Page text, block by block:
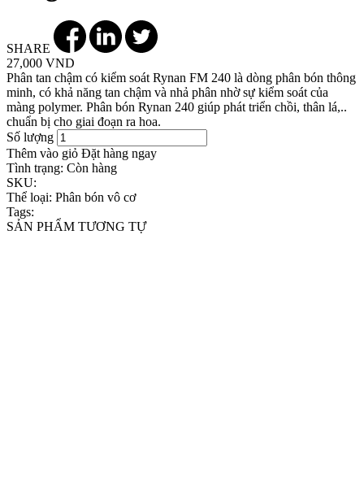
SHARE
27,000 VND
Phân tan chậm có kiểm soát Rynan FM 240 là dòng phân bón thông
minh, có khả năng tan chậm và nhả phân nhờ sự kiểm soát của
màng polymer. Phân bón Rynan 240 giúp phát triển chồi, thân lá,..
chuẩn bị cho giai đoạn ra hoa.
Số lượng
Thêm vào giỏ Đặt hàng ngay
Tình trạng: Còn hàng
SKU:
Thể loại: Phân bón vô cơ
Tags:
SẢN PHẨM TƯƠNG TỰ